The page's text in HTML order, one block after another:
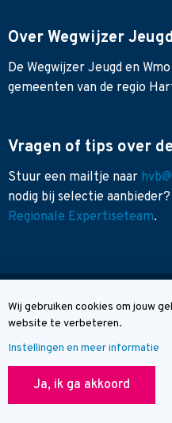
Cookie melding
Wij gebruiken cookies om jouw
website te verbeteren.
Instellingen en meer informatie
Ja, ik ga akkoord
Over Wegwijzer
De Wegwijzer Jeugd en
gemeenten van de regio
Vragen of tips over
Stuur een mailtje naar
nodig bij selectie
Regionale Expertiseteam.
© Wegwijzer Hart van
Toegankelijkheid